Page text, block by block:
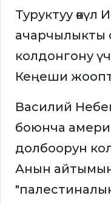
Туруктуу өкүл
ачарчылыкты
колдонгону
Кеңеши
Василий
боюнча
долбоорун
Анын